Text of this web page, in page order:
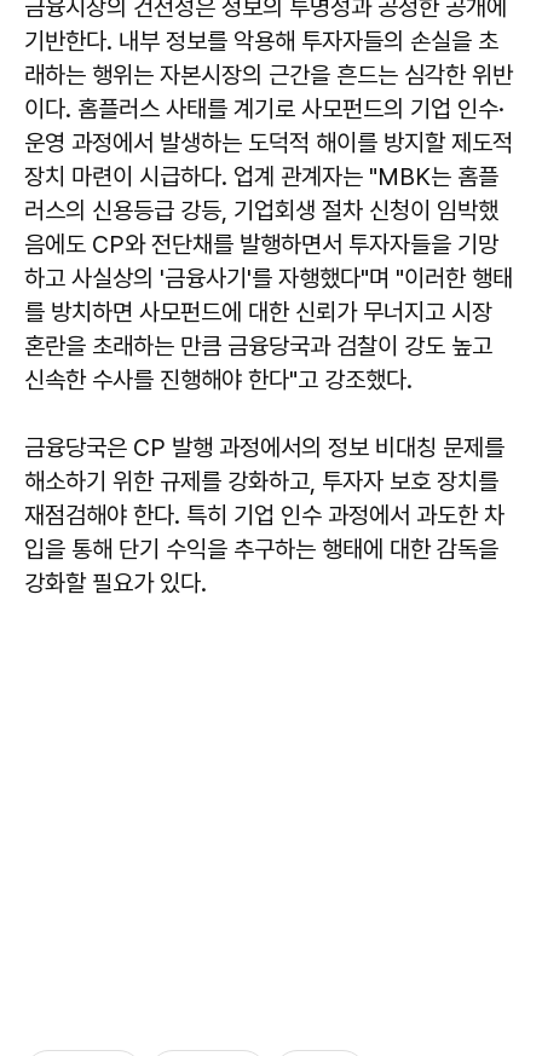
금융시장의 건전성은 정보의 투명성과 공정한 공개에
기반한다. 내부 정보를 악용해 투자자들의 손실을 초
래하는 행위는 자본시장의 근간을 흔드는 심각한 위반
이다. 홈플러스 사태를 계기로 사모펀드의 기업 인수·
운영 과정에서 발생하는 도덕적 해이를 방지할 제도적
장치 마련이 시급하다. 업계 관계자는 "MBK는 홈플
러스의 신용등급 강등, 기업회생 절차 신청이 임박했
음에도 CP와 전단채를 발행하면서 투자자들을 기망
하고 사실상의 '금융사기'를 자행했다"며 "이러한 행태
를 방치하면 사모펀드에 대한 신뢰가 무너지고 시장
혼란을 초래하는 만큼 금융당국과 검찰이 강도 높고
신속한 수사를 진행해야 한다"고 강조했다.
금융당국은 CP 발행 과정에서의 정보 비대칭 문제를
해소하기 위한 규제를 강화하고, 투자자 보호 장치를
재점검해야 한다. 특히 기업 인수 과정에서 과도한 차
입을 통해 단기 수익을 추구하는 행태에 대한 감독을
강화할 필요가 있다.